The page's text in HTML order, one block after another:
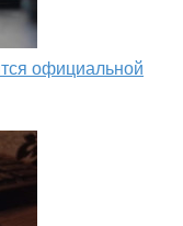
официальной